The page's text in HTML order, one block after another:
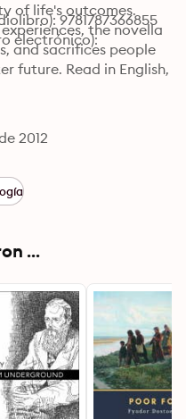
of life's outcomes.
the novella
and sacrifices people
future. Read in English,
9781787366855
electrónico):
2012
...